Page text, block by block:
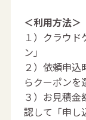
＜利用方法＞
１）クラウ
ン」
２）依頼申
らクーポンを
３）お見積
認して「申し